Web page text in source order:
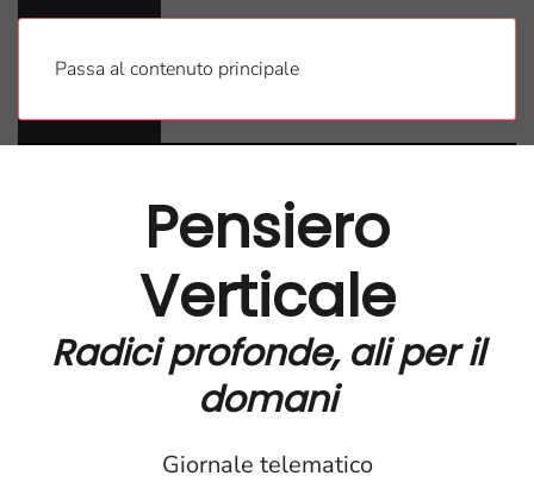
Passa al contenuto principale
Pensiero
Verticale
Radici profonde, ali per il
domani
Giornale telematico